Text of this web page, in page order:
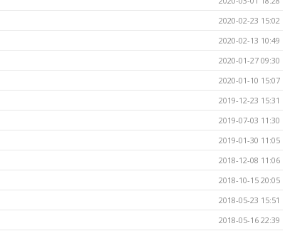
2020-02-23 15:02
2020-02-13 10:49
2020-01-27 09:30
2020-01-10 15:07
2019-12-23 15:31
2019-07-03 11:30
2019-01-30 11:05
2018-12-08 11:06
2018-10-15 20:05
2018-05-23 15:51
2018-05-16 22:39